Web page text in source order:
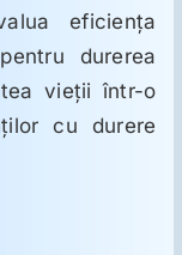
eficienţa
durerea
vieţii într-o
cu durere